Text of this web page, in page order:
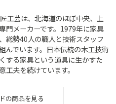
工芸は、北海道のほぼ中央、上
門メーカーです。1979年に家具
総勢40人の職人と技術スタッフ
んでいます。日本伝統の木工技術
する家具という道具に生かすた
夫を続けています。
の商品を見る